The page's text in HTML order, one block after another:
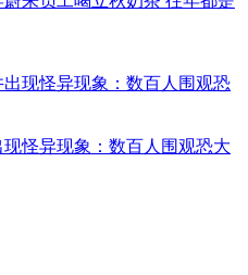
怪异现象：数百人围观恐大